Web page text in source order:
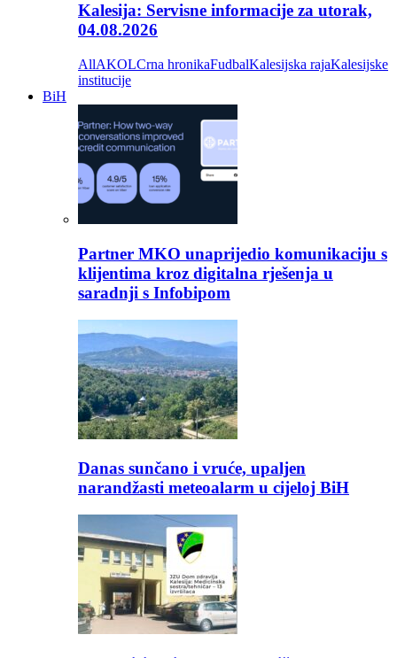
Kalesija: Servisne informacije za utorak,
04.08.2026
AllAKOLCrna hronikaFudbalKalesijska rajaKalesijske
institucije
BiH
Partner MKO unaprijedio komunikaciju s
klijentima kroz digitalna rješenja u
saradnji s Infobipom
Danas sunčano i vruće, upaljen
narandžasti meteoalarm u cijeloj BiH